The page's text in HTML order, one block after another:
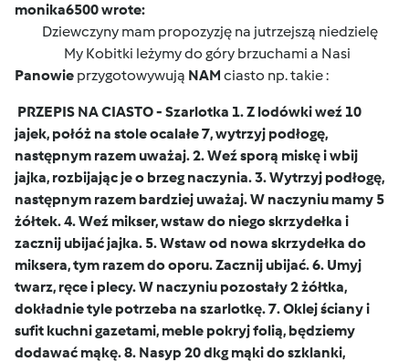
monika6500 wrote:
Dziewczyny mam propozyzję na jutrzejszą niedzielę
My Kobitki leżymy do góry brzuchami a Nasi
Panowie przygotowywują NAM ciasto np. takie :
PRZEPIS NA CIASTO - Szarlotka 1. Z lodówki weź 10
jajek, połóż na stole ocalałe 7, wytrzyj podłogę,
następnym razem uważaj. 2. Weź sporą miskę i wbij
jajka, rozbijając je o brzeg naczynia. 3. Wytrzyj podłogę,
następnym razem bardziej uważaj. W naczyniu mamy 5
żółtek. 4. Weź mikser, wstaw do niego skrzydełka i
zacznij ubijać jajka. 5. Wstaw od nowa skrzydełka do
miksera, tym razem do oporu. Zacznij ubijać. 6. Umyj
twarz, ręce i plecy. W naczyniu pozostały 2 żółtka,
dokładnie tyle potrzeba na szarlotkę. 7. Oklej ściany i
sufit kuchni gazetami, meble pokryj folią, będziemy
dodawać mąkę. 8. Nasyp 20 dkg mąki do szklanki,